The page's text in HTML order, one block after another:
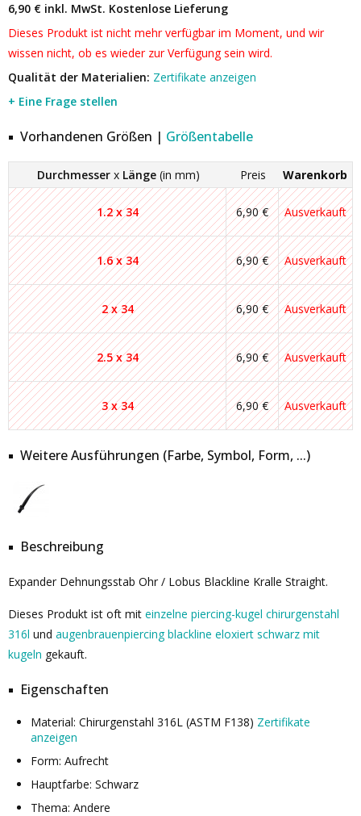
6,90 € inkl. MwSt. Kostenlose Lieferung
Dieses Produkt ist nicht mehr verfügbar im Moment, und wir
wissen nicht, ob es wieder zur Verfügung sein wird.
Qualität der Materialien: Zertifikate anzeigen
+ Eine Frage stellen
Vorhandenen Größen | Größentabelle
Durchmesserx Länge(in mm) Preis Warenkorb
1.2 x 34 6,90 € Ausverkauft
1.6 x 34 6,90 € Ausverkauft
2 x 34 6,90 € Ausverkauft
2.5 x 34 6,90 € Ausverkauft
3 x 34 6,90 € Ausverkauft
Weitere Ausführungen (Farbe, Symbol, Form, ...)
Beschreibung
Expander Dehnungsstab Ohr / Lobus Blackline Kralle Straight.
Dieses Produkt ist oft mit einzelne piercing-kugel chirurgenstahl
316l und augenbrauenpiercing blackline eloxiert schwarz mit
kugeln gekauft.
Eigenschaften
Material: Chirurgenstahl 316L (ASTM F138) Zertifikate
anzeigen
Form: Aufrecht
Hauptfarbe: Schwarz
Thema: Andere